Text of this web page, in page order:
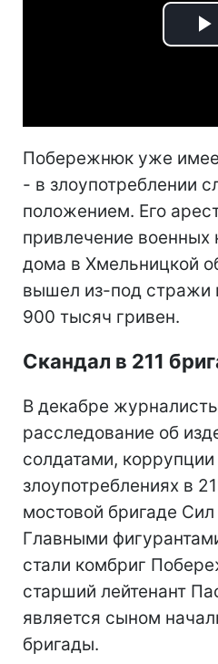
Побережнюк уже
- в злоупотреблении
положением. Его
привлечение военных
дома в Хмельницкой
вышел из-под стражи
900 тысяч гривен.
Скандал в 211
В декабре
расследование об
солдатами, коррупции
злоупотреблениях в
мостовой бригаде
Главными
стали комбриг
старший лейтенант
является сыном
бригады.